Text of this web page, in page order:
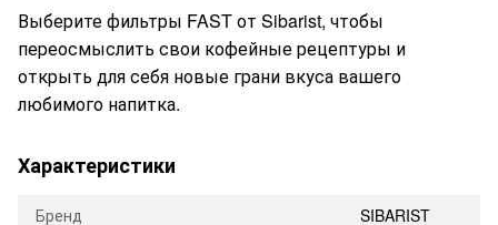
Выберите фильтры FAST от Sibarist, чтобы
переосмыслить свои кофейные рецептуры и
открыть для себя новые грани вкуса вашего
любимого напитка.
Характеристики
Бренд
SIBARIST